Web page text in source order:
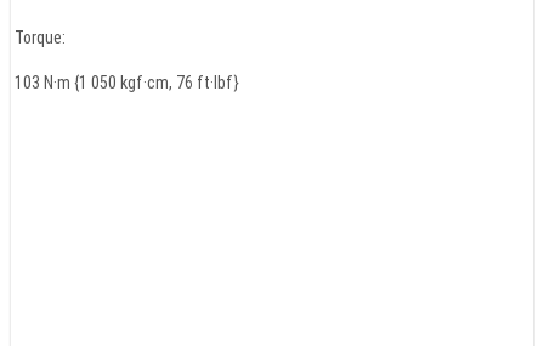
Torque:
103 N·m {1 050 kgf·cm, 76 ft·lbf}